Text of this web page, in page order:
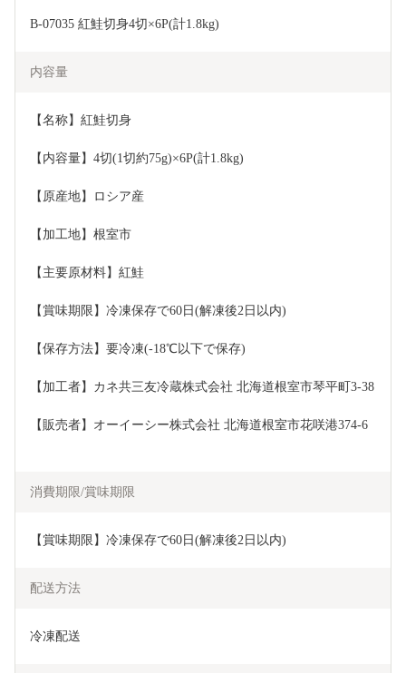
B-07035 紅鮭切身4切×6P(計1.8kg)
内容量
【名称】紅鮭切身
【内容量】4切(1切約75g)×6P(計1.8kg)
【原産地】ロシア産
【加工地】根室市
【主要原材料】紅鮭
【賞味期限】冷凍保存で60日(解凍後2日以内)
【保存方法】要冷凍(-18℃以下で保存)
【加工者】カネ共三友冷蔵株式会社 北海道根室市琴平町3-38
【販売者】オーイーシー株式会社 北海道根室市花咲港374-6
消費期限/賞味期限
【賞味期限】冷凍保存で60日(解凍後2日以内)
配送方法
冷凍配送